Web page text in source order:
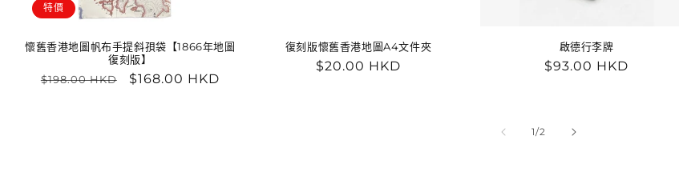
特價
懷舊香港地圖帆布手提斜孭袋【1866年地圖
復刻版】
定
$198.00 HKD
售
$168.00 HKD
復刻版懷舊香港地圖A4文件夾
定
$20.00 HKD
啟德行李牌
定
$93.00 HKD
1//2